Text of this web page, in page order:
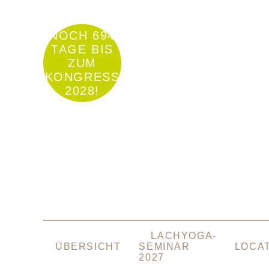
NOCH 694
TAGE BIS
ZUM
KONGRESS
2028!
ÜBERSPRINGEN
ÜBERSICHT
LACHYOGA-
SEMINAR
2027